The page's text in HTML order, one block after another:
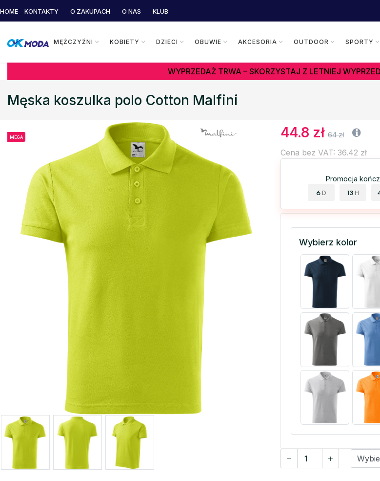
HOME KONTAKTY O ZAKUPACH O NAS KLUB
MĘŻCZYŹNI KOBIETY DZIECI OBUWIE AKCESORIA OUTDOOR SPORTY
WYPRZEDAŻ TRWA – SKORZYSTAJ Z LETNIEJ
Męska koszulka polo Cotton Malfini
MEGA 44.8 zł 64 zł
Cena bez VAT: 36.42 zł
Promocja
6 D 13 H
Wybierz kolor